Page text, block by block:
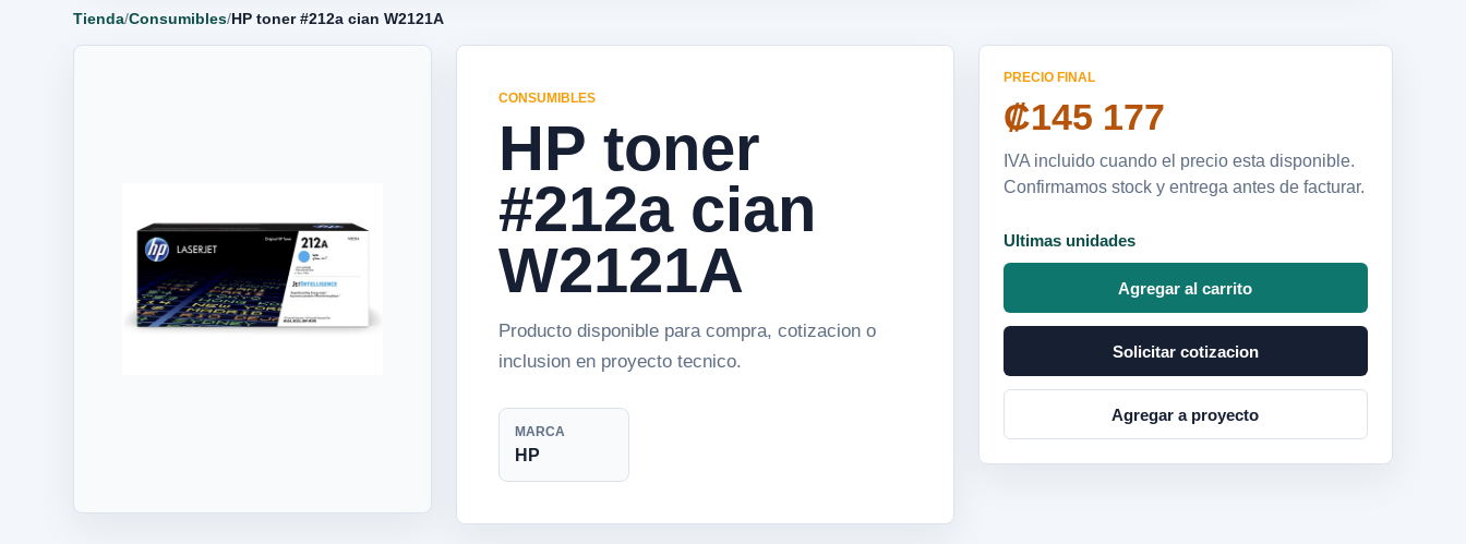
Tienda/Consumibles/HP toner #212a cian W2121A
CONSUMIBLES
HP toner
#212a cian
W2121A
Producto disponible para compra, cotizacion o
inclusion en proyecto tecnico.
MARCA
HP
PRECIO FINAL
₡145 177
IVA incluido cuando el precio esta disponible.
Confirmamos stock y entrega antes de facturar.
Ultimas unidades
Agregar al carrito
Solicitar cotizacion
Agregar a proyecto